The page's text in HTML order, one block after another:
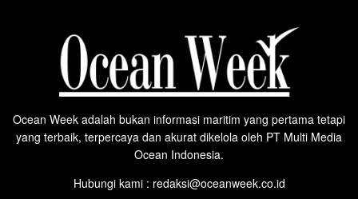
Ocean Week adalah bukan informasi maritim yang pertama tetapi
yang terbaik, terpercaya dan akurat dikelola oleh PT Multi Media
Ocean Indonesia.
Hubungi kami : redaksi@oceanweek.co.id